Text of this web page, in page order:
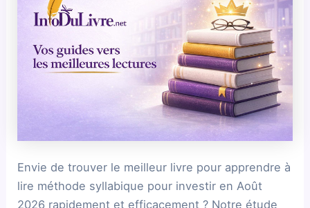
Envie de trouver le meilleur livre pour apprendre à
lire méthode syllabique pour investir en Août
2026 rapidement et efficacement ? Notre étude